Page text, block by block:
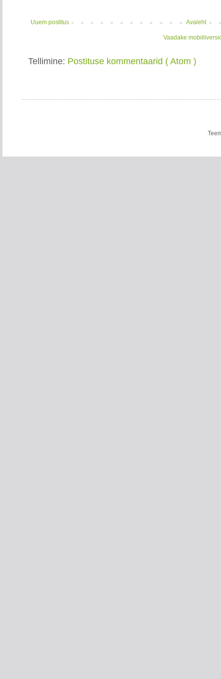
Uuem postitus Avaleht
Vaadake
Tellimine: Postituse kommentaarid ( Atom )